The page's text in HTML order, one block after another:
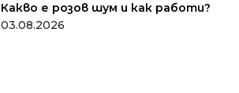
Какво е розов шум и как работи?
03.08.2026